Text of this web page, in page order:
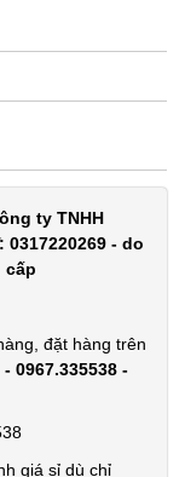
ty TNHH
- do
cấp
đặt hàng trên
0967.335538 -
giá sỉ dù chỉ